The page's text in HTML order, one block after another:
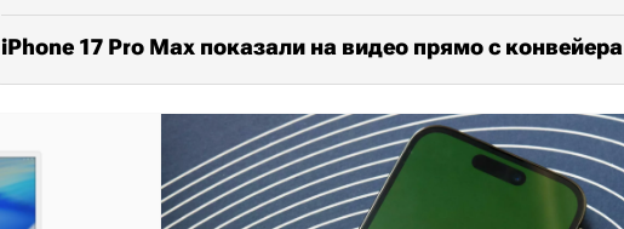
iPhone 17 Pro Max показали на видео прямо с конвейера